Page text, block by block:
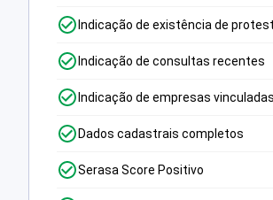
Indicação de existência de
Indicação de consultas recentes
Indicação de empresas vinculadas
Dados cadastrais completos
Serasa Score Positivo